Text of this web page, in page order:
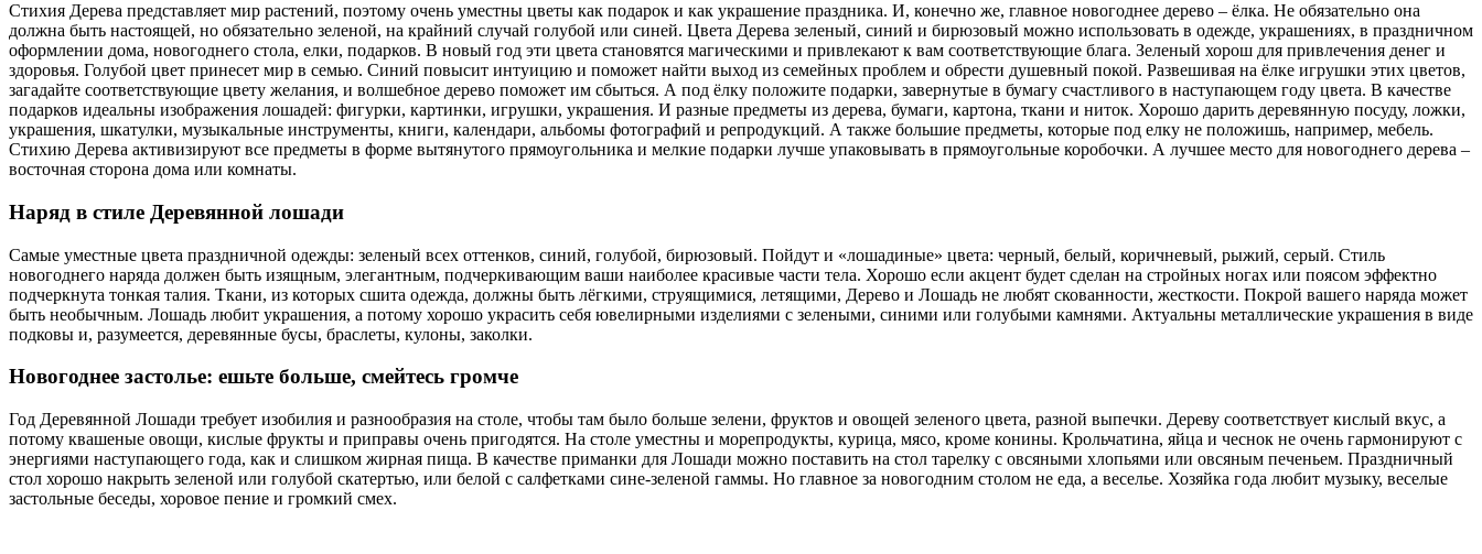
Стихия Дерева представляет мир растений, поэтому очень уместны цветы как подарок и как украшение праздника. И, конечно же, главное новогоднее дерево – ёлка. Не обязательно она
должна быть настоящей, но обязательно зеленой, на крайний случай голубой или синей. Цвета Дерева зеленый, синий и бирюзовый можно использовать в одежде, украшениях, в праздничном
оформлении дома, новогоднего стола, елки, подарков. В новый год эти цвета становятся магическими и привлекают к вам соответствующие блага. Зеленый хорош для привлечения денег и
здоровья. Голубой цвет принесет мир в семью. Синий повысит интуицию и поможет найти выход из семейных проблем и обрести душевный покой. Развешивая на ёлке игрушки этих цветов,
загадайте соответствующие цвету желания, и волшебное дерево поможет им сбыться. А под ёлку положите подарки, завернутые в бумагу счастливого в наступающем году цвета. В качестве
подарков идеальны изображения лошадей: фигурки, картинки, игрушки, украшения. И разные предметы из дерева, бумаги, картона, ткани и ниток. Хорошо дарить деревянную посуду, ложки,
украшения, шкатулки, музыкальные инструменты, книги, календари, альбомы фотографий и репродукций. А также большие предметы, которые под елку не положишь, например, мебель.
Стихию Дерева активизируют все предметы в форме вытянутого прямоугольника и мелкие подарки лучше упаковывать в прямоугольные коробочки. А лучшее место для новогоднего дерева –
восточная сторона дома или комнаты.
Наряд в стиле Деревянной лошади
Самые уместные цвета праздничной одежды: зеленый всех оттенков, синий, голубой, бирюзовый. Пойдут и «лошадиные» цвета: черный, белый, коричневый, рыжий, серый. Стиль
новогоднего наряда должен быть изящным, элегантным, подчеркивающим ваши наиболее красивые части тела. Хорошо если акцент будет сделан на стройных ногах или поясом эффектно
подчеркнута тонкая талия. Ткани, из которых сшита одежда, должны быть лёгкими, струящимися, летящими, Дерево и Лошадь не любят скованности, жесткости. Покрой вашего наряда может
быть необычным. Лошадь любит украшения, а потому хорошо украсить себя ювелирными изделиями с зелеными, синими или голубыми камнями. Актуальны металлические украшения в виде
подковы и, разумеется, деревянные бусы, браслеты, кулоны, заколки.
Новогоднее застолье: ешьте больше, смейтесь громче
Год Деревянной Лошади требует изобилия и разнообразия на столе, чтобы там было больше зелени, фруктов и овощей зеленого цвета, разной выпечки. Дереву соответствует кислый вкус, а
потому квашеные овощи, кислые фрукты и приправы очень пригодятся. На столе уместны и морепродукты, курица, мясо, кроме конины. Крольчатина, яйца и чеснок не очень гармонируют с
энергиями наступающего года, как и слишком жирная пища. В качестве приманки для Лошади можно поставить на стол тарелку с овсяными хлопьями или овсяным печеньем. Праздничный
стол хорошо накрыть зеленой или голубой скатертью, или белой с салфетками сине-зеленой гаммы. Но главное за новогодним столом не еда, а веселье. Хозяйка года любит музыку, веселые
застольные беседы, хоровое пение и громкий смех.